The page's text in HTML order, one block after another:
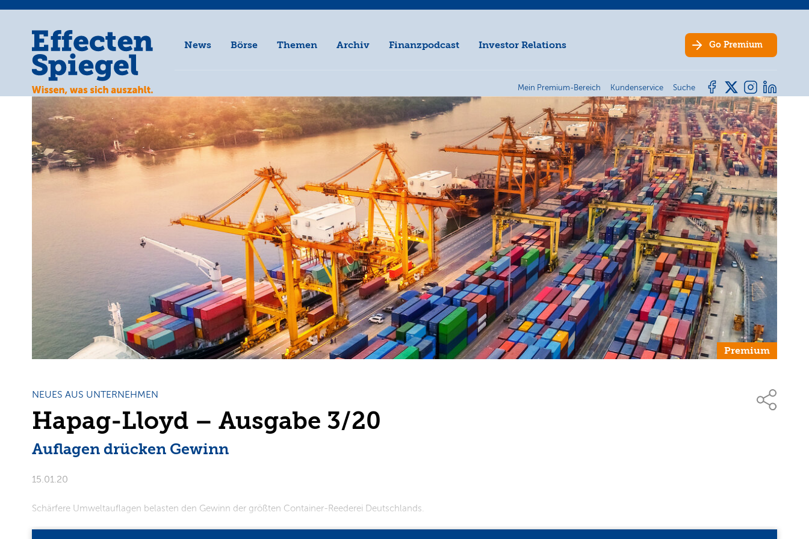
News Börse Themen Archiv Finanzpodcast Investor Relations Go Premium
Mein Premium-Bereich Kundenservice Suche
Premium
NEUES AUS UNTERNEHMEN
Hapag-Lloyd – Ausgabe 3/20
Auflagen drücken Gewinn
15.01.20
Schärfere Umweltauflagen belasten den Gewinn der größten Container-Reederei Deutschlands.